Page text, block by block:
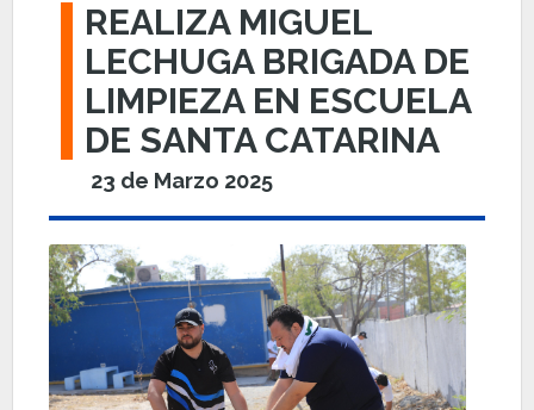
REALIZA MIGUEL
LECHUGA BRIGADA DE
LIMPIEZA EN ESCUELA
DE SANTA CATARINA
23 de Marzo 2025